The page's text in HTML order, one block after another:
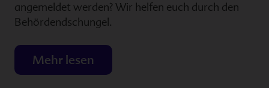
angemeldet werden? Wir helfen euch durch den
Behördendschungel.
Mehr lesen